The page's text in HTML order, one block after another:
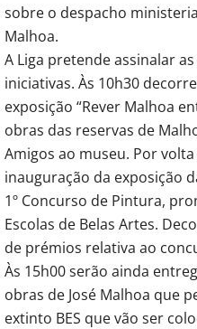
sobre o despacho
Malhoa.
A Liga pretende assinalar
iniciativas. Às 10h30
exposição “Rever Malhoa
obras das reservas de
Amigos ao museu. Por
inauguração da exposição
1º Concurso de Pintura,
Escolas de Belas Artes.
de prémios relativa ao
Às 15h00 serão ainda
obras de José Malhoa que
extinto BES que vão ser